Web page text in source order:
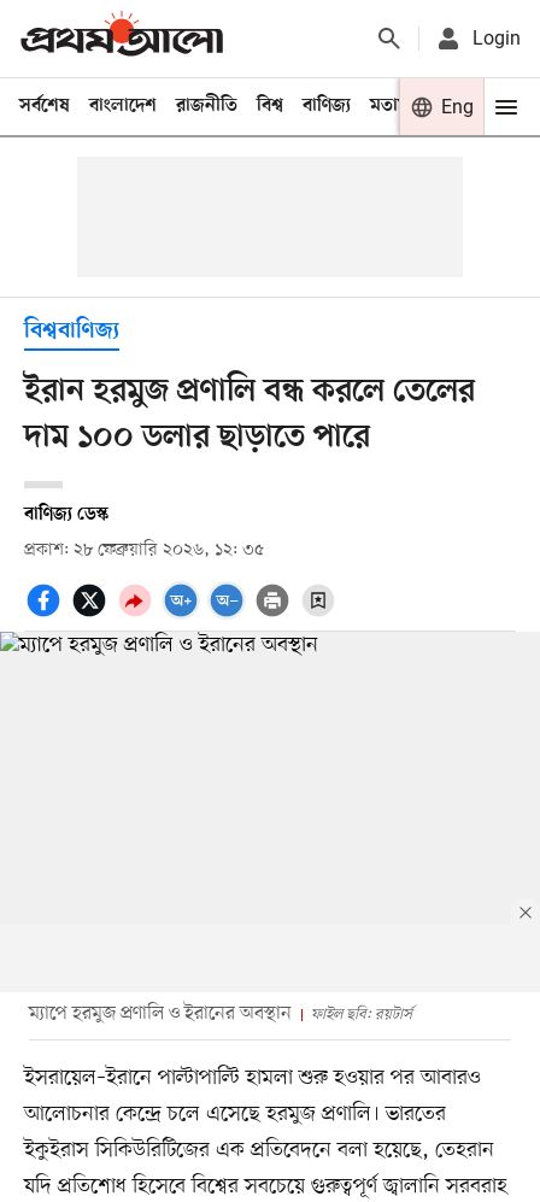
Login
সর্বশেষ বাংলাদেশ রাজনীতি বিশ্ব বাণিজ্য মতামত খেলা
Eng
বিশ্ববাণিজ্য
ইরান হরমুজ প্রণালি বন্ধ করলে তেলের
দাম ১০০ ডলার ছাড়াতে পারে
বাণিজ্য ডেস্ক
প্রকাশ: ২৮ ফেব্রুয়ারি ২০২৬, ১২: ৩৫
ম্যাপে হরমুজ প্রণালি ও ইরানের অবস্থান ফাইল ছবি: রয়টার্স
ইসরায়েল–ইরানে পাল্টাপাল্টি হামলা শুরু হওয়ার পর আবারও
আলোচনার কেন্দ্রে চলে এসেছে হরমুজ প্রণালি। ভারতের
ইকুইরাস সিকিউরিটিজের এক প্রতিবেদনে বলা হয়েছে, তেহরান
যদি প্রতিশোধ হিসেবে বিশ্বের সবচেয়ে গুরুত্বপূর্ণ জ্বালানি সরবরাহ